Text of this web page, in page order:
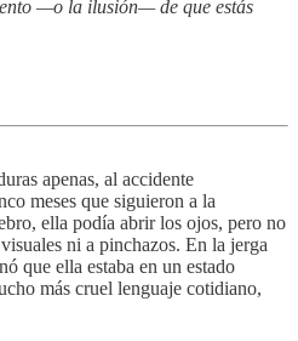
—o la ilusión— de que estás
apenas, al accidente
meses que siguieron a la
ella podía abrir los ojos, pero no
ni a pinchazos. En la jerga
que ella estaba en un estado
más cruel lenguaje cotidiano,